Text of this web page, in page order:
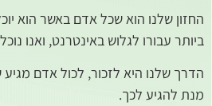
החזון שלנו הוא שכל אדם באשר הוא
ביותר עבורו לגלוש באינטרנט, ואנו
הדרך שלנו היא לזכור, לכול אדם מגיע
מנת להגיע לכך.